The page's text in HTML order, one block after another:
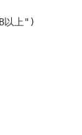
以上")